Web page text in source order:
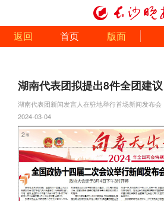
返回 首页 版面
湖南代表团拟提出8件全团建议
湖南代表团新闻发言人在驻地举行首场新闻发布会
2024-03-04